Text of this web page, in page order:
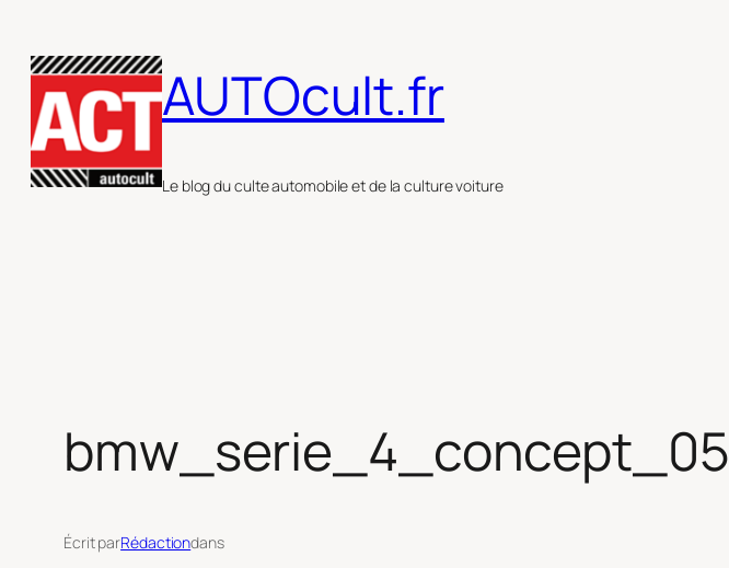
au
contenu
AUTOcult.fr
Le blog du culte automobile et de la culture voiture
bmw_serie_4_concept_05
Écrit parRédactiondans